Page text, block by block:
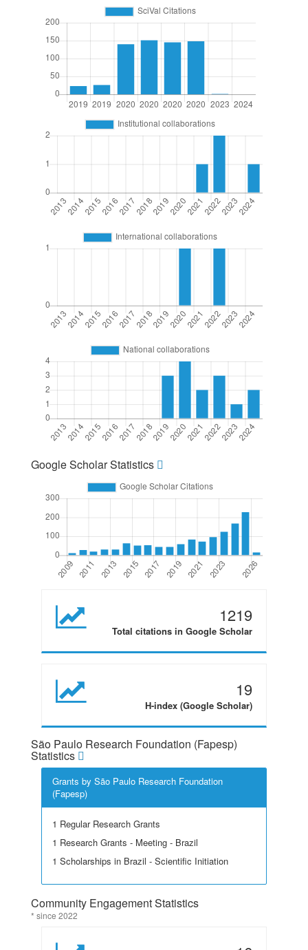
Google Scholar Statistics
1219
Total citations in Google Scholar
19
H-index (Google Scholar)
São Paulo Research Foundation (Fapesp)
Statistics
Grants by São Paulo Research Foundation
(Fapesp)
1 Regular Research Grants
1 Research Grants - Meeting - Brazil
1 Scholarships in Brazil - Scientific Initiation
Community Engagement Statistics
* since 2022